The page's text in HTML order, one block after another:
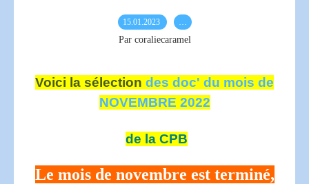
15.01.2023
Par coraliecaramel
Voici la sélection des doc' du mois de
NOVEMBRE 2022
de la CPB
Le mois de novembre est terminé,